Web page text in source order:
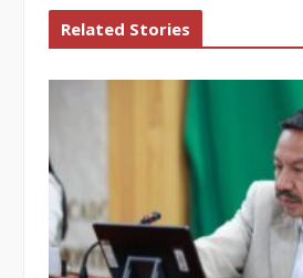
Related Stories